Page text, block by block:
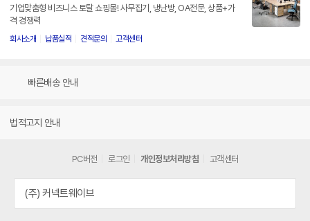
기업맞춤형 비즈니스 토탈 쇼핑몰! 사무집기, 냉난방, OA전문, 상품+가
격 경쟁력
회사소개 납품실적 견적문의 고객센터
빠른배송 안내
법적고지 안내
PC버전 로그인 개인정보처리방침 고객센터
(주) 커넥트웨이브